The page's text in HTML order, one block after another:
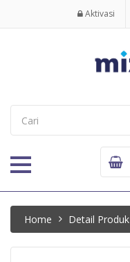
Aktivasi
Home Detail Produk